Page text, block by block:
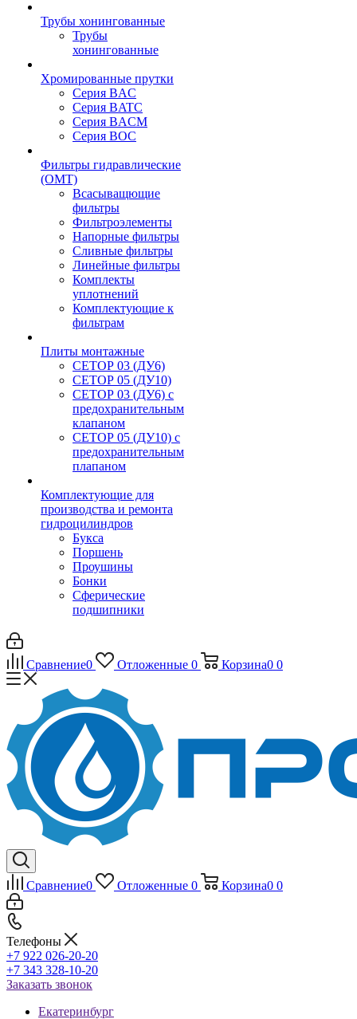
Трубы хонингованные
Трубы
хонингованные
Хромированные прутки
Серия BAC
Серия BATC
Серия BACM
Серия BOC
Фильтры гидравлические
(OMT)
Всасыващющие
фильтры
Фильтроэлементы
Напорные фильтры
Сливные фильтры
Линейные фильтры
Комплекты
уплотнений
Комплектующие к
фильтрам
Плиты монтажные
CЕТОР 03 (ДУ6)
CЕТОР 05 (ДУ10)
CЕТОР 03 (ДУ6) с
предохранительным
клапаном
CЕТОР 05 (ДУ10) с
предохранительным
плапаном
Комплектующие для
производства и ремонта
гидроцилиндров
Букса
Поршень
Проушины
Бонки
Сферические
подшипники
Сравнение0 Отложенные 0 Корзина0 0
Сравнение0 Отложенные 0 Корзина0 0
Телефоны
+7 922 026-20-20
+7 343 328-10-20
Заказать звонок
Екатеринбург